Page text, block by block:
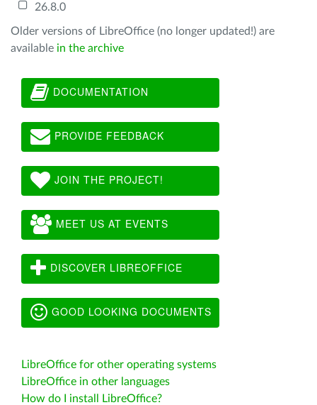
26.8.0
Older versions of LibreOffice (no longer updated!) are
available in the archive
DOCUMENTATION
PROVIDE FEEDBACK
JOIN THE PROJECT!
MEET US AT EVENTS
DISCOVER LIBREOFFICE
GOOD LOOKING DOCUMENTS
LibreOffice for other operating systems
LibreOffice in other languages
How do I install LibreOffice?